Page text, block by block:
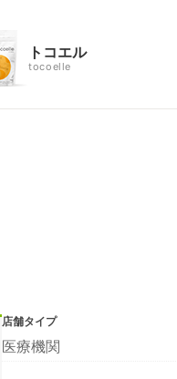
トコエル
tocoelle
店舗タイプ
医療機関